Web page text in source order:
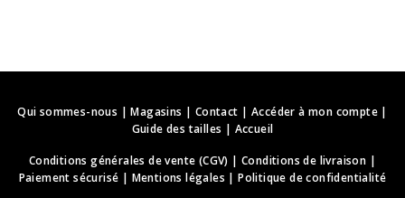
Qui sommes-nous |Magasins | Contact | Accéder à mon compte|
Guide des tailles | Accueil
Conditions générales de vente (CGV) |Conditions de livraison |
Paiement sécurisé | Mentions légales |Politique de confidentialité